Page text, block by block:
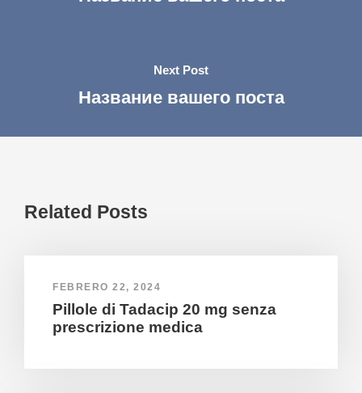
Next Post
Название вашего поста
Related Posts
FEBRERO 22, 2024
Pillole di Tadacip 20 mg senza
prescrizione medica